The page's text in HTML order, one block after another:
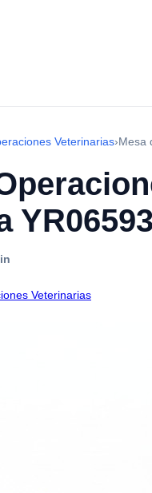
Veterinarias›Mesa
Veterinarias